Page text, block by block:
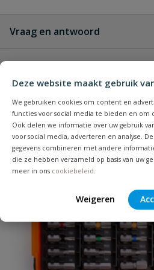
Deze website maakt gebruik
We gebruiken cookies om content en
functies voor social media te bieden en om
Ook delen we informatie over uw gebruik
voor social media, adverteren en analyse.
gegevens combineren met andere
die ze hebben verzameld op basis van uw
meer in ons cookiebeleid.
Weigeren
Vraag en antwoord
Heb je zelf ook een vraag
dit product?
Schrijf zelf een
Je beoordeelt:DynaPlus
Coating platte kop TX20 4.0
Bijpassende producten